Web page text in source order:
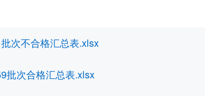
次不合格汇总表.xlsx
批次合格汇总表.xlsx